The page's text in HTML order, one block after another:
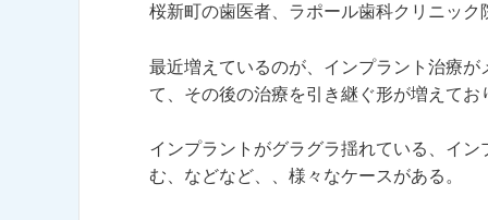
桜新町の歯医者、ラポール歯科クリニック
最近増えているのが、インプラント治療
て、その後の治療を引き継ぐ形が増えてお
インプラントがグラグラ揺れている、イ
む、などなど、、様々なケースがある。